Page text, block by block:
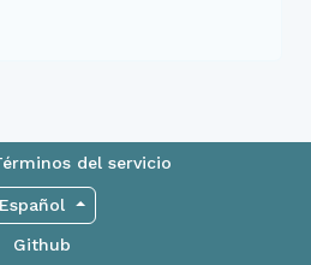
del servicio
Español
Github